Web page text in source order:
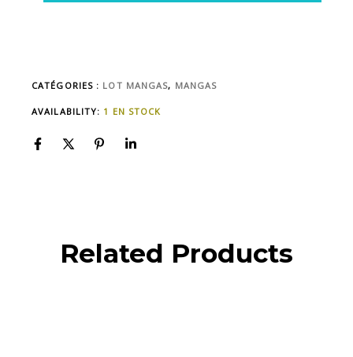
CATÉGORIES : LOT MANGAS, MANGAS
AVAILABILITY: 1 EN STOCK
Related Products